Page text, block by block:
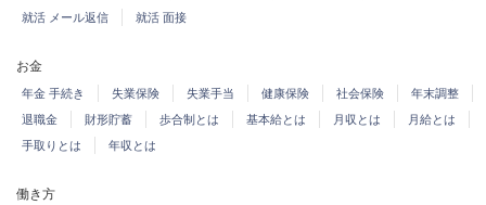
就活 メール返信
就活 面接
お金
年金 手続き 失業保険 失業手当 健康保険 社会保険
年末調整
退職金
財形貯蓄 歩合制とは 基本給とは 月収とは
月給とは
手取りとは
年収とは
働き方